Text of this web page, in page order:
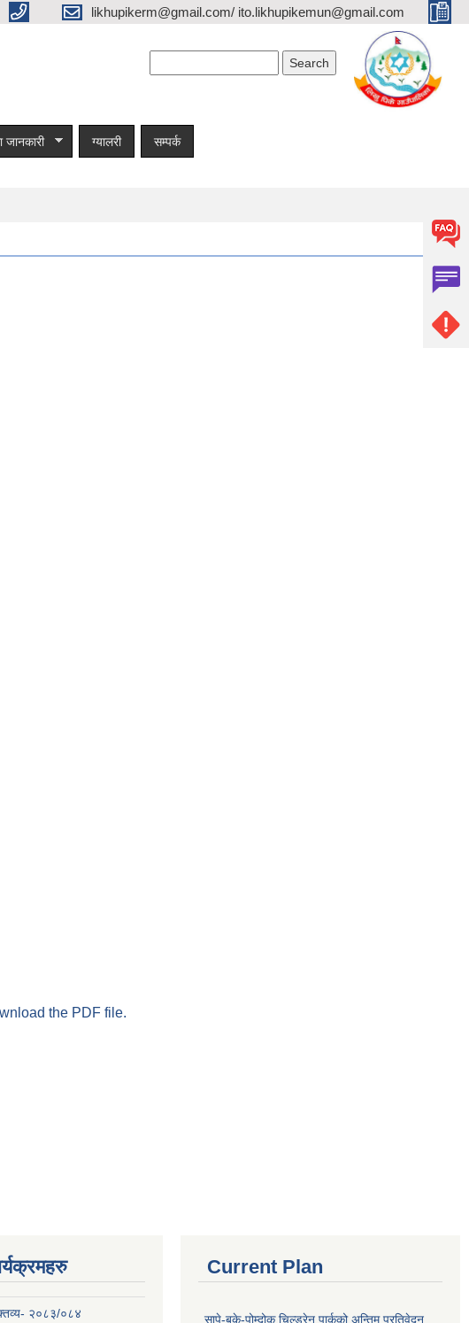
likhupikerm@gmail.com/ ito.likhupikemun@gmail.com
ग्यालरी सम्पर्क
the PDF file.
२०८३/०८४
Current Plan
सापे-बुके-पोम्दोक चिल्ड्रेन पार्कको अन्तिम प्रतिवेदन